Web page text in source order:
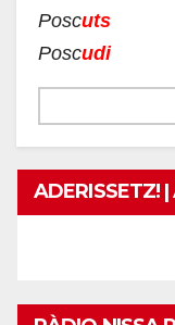
Poscuts
Poscudi
ADERISSETZ!